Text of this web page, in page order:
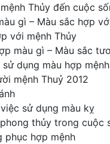
Thủy đến cuộc
gì – Màu sắc hợp
với mệnh Thủy
màu gì – Màu sắc
dụng màu hợp mệnh
mệnh Thuỷ 2012
sử dụng màu kỵ
thủy trong cuộc
phục hợp mệnh